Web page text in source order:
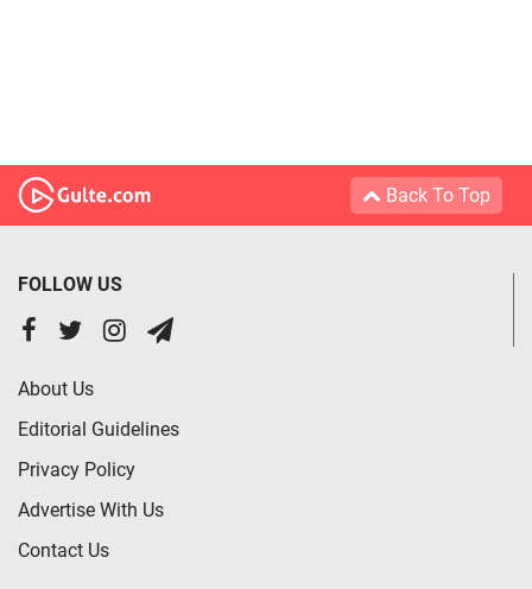
Back To Top
FOLLOW US
About Us
Editorial Guidelines
Privacy Policy
Advertise With Us
Contact Us